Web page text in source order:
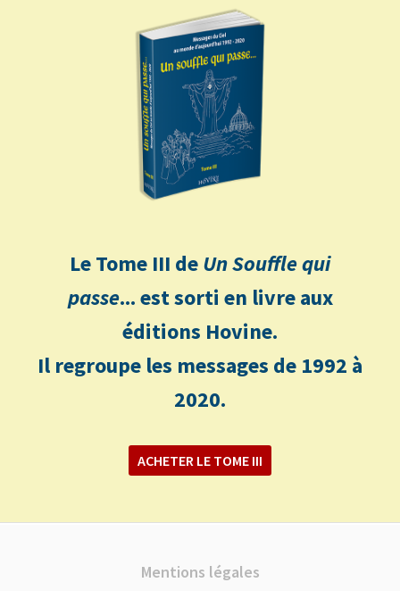
Le Tome III deUn Souffle qui
passe... est sorti en livre aux
éditions Hovine.
Il regroupe les messages de 1992 à
2020.
ACHETER LE TOME III
Mentions légales